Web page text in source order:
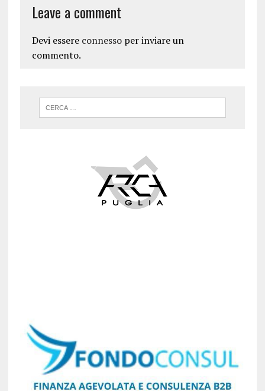
Leave a comment
Devi essere connessoper inviare un
commento.